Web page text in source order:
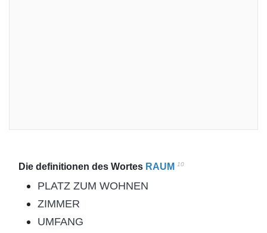
Die definitionen des Wortes RAUM 10
PLATZ ZUM WOHNEN
ZIMMER
UMFANG